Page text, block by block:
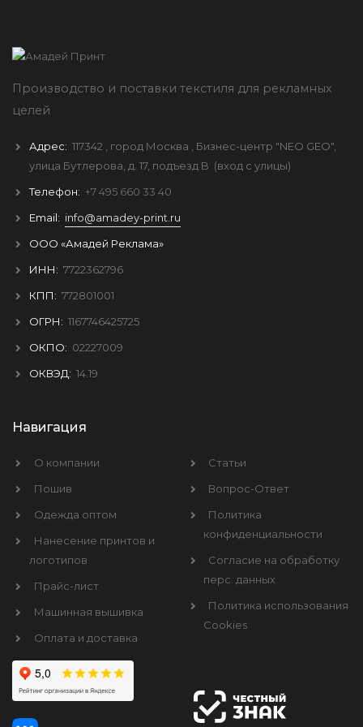
Производство и поставки текстиля для рекламных
целей
Адрес: 117342 , город Москва
, Бизнес-центр "NEO GEO",
улица Бутлерова, д. 17, подъезд B (вход с улицы)
Телефон: +7 495 660 33 40
Email: info@amadey-print.ru
ООО «Амадей Реклама»
ИНН: 7722362796
КПП: 772801001
ОГРН: 1167746425725
ОКПО: 02227009
ОКВЭД: 14.19
Навигация
О компании
Пошив
Одежда оптом
Нанесение принтов и
логотипов
Прайс-лист
Машинная вышивка
Оплата и доставка
Статьи
Вопрос-Ответ
Политика
конфиденциальности
Согласие на обработку
перс. данных
Политика использования
Cookies